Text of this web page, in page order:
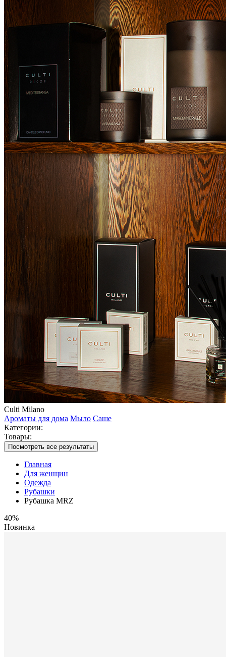
Culti Milano
Ароматы для дома Мыло Саше
Категории:
Товары:
Посмотреть все результаты
Главная
Для женщин
Одежда
Рубашки
Рубашка MRZ
40%
Новинка